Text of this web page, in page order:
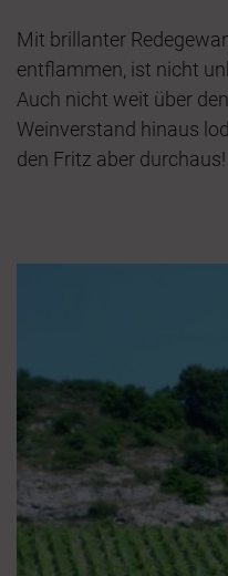
Mit brillanter
entflammen, ist nicht
Auch nicht weit über
Weinverstand hinaus
den Fritz aber durchaus!